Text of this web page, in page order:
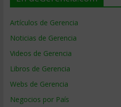
Artículos de Gerencia
Noticias de Gerencia
Videos de Gerencia
Libros de Gerencia
Webs de Gerencia
Negocios por País